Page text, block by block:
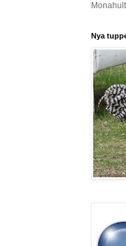
Nya